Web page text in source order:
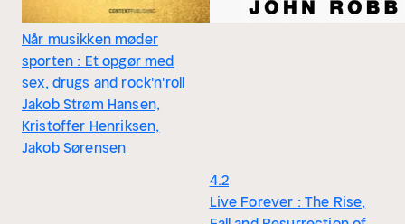
Når musikken møder
sporten : Et opgør med
sex, drugs and rock'n'roll
Jakob Strøm Hansen,
Kristoffer Henriksen,
Jakob Sørensen
4.2
Live Forever : The Rise,